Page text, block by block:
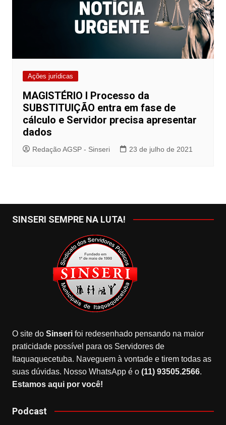
Ações jurídicas
MAGISTÉRIO I Processo da
SUBSTITUIÇÃO entra em fase de
cálculo e Servidor precisa apresentar
dados
Redação AGSP - Sinseri 23 de julho de 2021
SINSERI SEMPRE NA LUTA!
O site do Sinserifoi redesenhado pensando na maior
praticidade possível para os Servidores de
Itaquaquecetuba. Naveguem à vontade e tirem todas as
suas dúvidas. Nosso WhatsApp é o (11) 93505.2566.
Estamos aqui por você!
Podcast